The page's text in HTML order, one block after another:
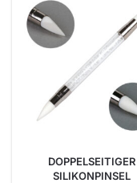
DOPPELSEITIGER
SILIKONPINSEL